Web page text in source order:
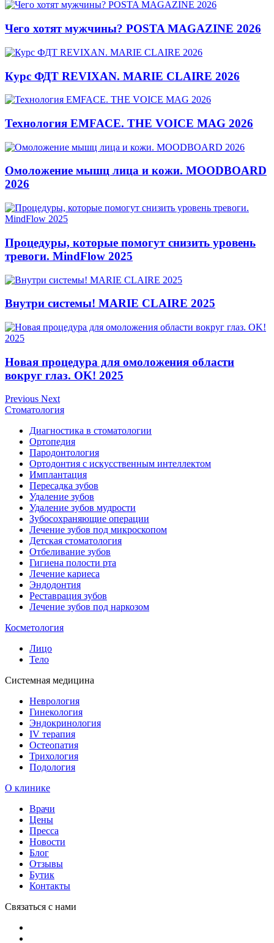
Чего хотят мужчины? POSTA MAGAZINE 2026
Курс ФДТ REVIXAN. MARIE CLAIRE 2026
Технология EMFACE. THE VOICE MAG 2026
Омоложение мышц лица и кожи. MOODBOARD
2026
Процедуры, которые помогут снизить уровень
тревоги. MindFlow 2025
Внутри системы! MARIE CLAIRE 2025
Новая процедура для омоложения области
вокруг глаз. OK! 2025
Previous Next
Стоматология
Диагностика в стоматологии
Ортопедия
Пародонтология
Ортодонтия с искусственным интеллектом
Имплантация
Пересадка зубов
Удаление зубов
Удаление зубов мудрости
Зубосохраняющие операции
Лечение зубов под микроскопом
Детская стоматология
Отбеливание зубов
Гигиена полости рта
Лечение кариеса
Эндодонтия
Реставрация зубов
Лечение зубов под наркозом
Косметология
Лицо
Тело
Системная медицина
Неврология
Гинекология
Эндокринология
IV терапия
Остеопатия
Трихология
Подология
О клинике
Врачи
Цены
Пресса
Новости
Блог
Отзывы
Бутик
Контакты
Связаться с нами